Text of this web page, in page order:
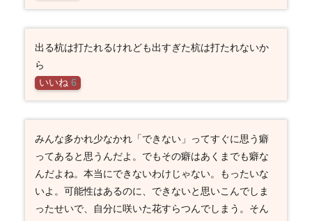
出る杭は打たれるけれども出すぎた杭は打たれないか
ら
いいね 6
みんな多かれ少なかれ「できない」ってすぐに思う癖
ってあると思うんだよ。でもその癖はあくまでも癖な
んだよね。本当にできないわけじゃない。もったいな
いよ。可能性はあるのに、できないと思いこんでしま
ったせいで、自分に咲いた花すらつんでしまう。そん